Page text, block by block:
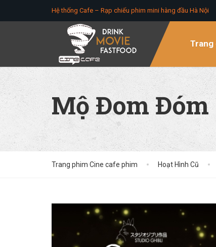
Hệ thống Cafe – Rạp chiếu phim mini hàng đầu Hà Nội
Trang
Mộ Đom Đóm
Trang phim Cine cafe phim Hoạt Hình Cũ